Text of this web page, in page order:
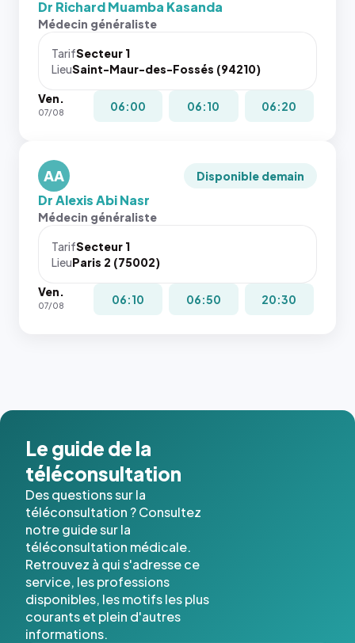
Dr Richard Muamba Kasanda
Médecin généraliste
TarifSecteur 1
LieuSaint-Maur-des-Fossés (94210)
Ven.
07/08 06:00 06:10 06:20
AA Disponible demain
Dr Alexis Abi Nasr
Médecin généraliste
TarifSecteur 1
LieuParis 2 (75002)
Ven.
07/08 06:10 06:50 20:30
Le guide de la
téléconsultation
Des questions sur la
téléconsultation ? Consultez
notre guide sur la
téléconsultation médicale.
Retrouvez à qui s'adresse ce
service, les professions
disponibles, les motifs les plus
courants et plein d'autres
informations.